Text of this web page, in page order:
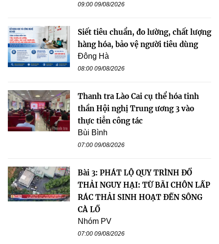
09:00 09/08/2026
Siết tiêu chuẩn, đo lường, chất lượng
hàng hóa, bảo vệ người tiêu dùng
Đông Hà
08:00 09/08/2026
Thanh tra Lào Cai cụ thể hóa tinh
thần Hội nghị Trung ương 3 vào
thực tiễn công tác
Bùi Bình
07:00 09/08/2026
Bài 3: PHÁT LỘ QUY TRÌNH ĐỔ
THẢI NGUY HẠI: TỪ BÃI CHÔN LẤP
RÁC THẢI SINH HOẠT ĐẾN SÔNG
CÀ LỒ
Nhóm PV
07:00 09/08/2026